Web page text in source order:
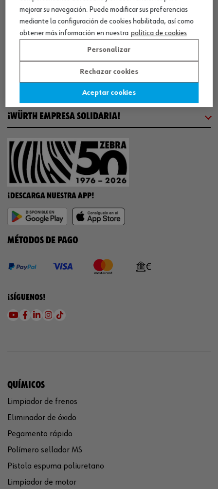
COMUNICACIÓN
NUESTROS CERTIFICADOS
¡WÜRTH EMPRESA SOLIDARIA!
¡DESCARGA NUESTRA APP!
MÉTODOS DE PAGO
¡SÍGUENOS!
QUÍMICOS
Limpiador de frenos
Eliminador de óxido
Pegamento rápido
Polímero sellador MS
Pistola espuma poliuretano
Limpiador de motor
mejorar su navegación. Puede modificar sus preferencias
mediante la configuración de cookies habilitada, así como
obtener más información en nuestra política de cookies
Personalizar
Rechazar cookies
Aceptar cookies